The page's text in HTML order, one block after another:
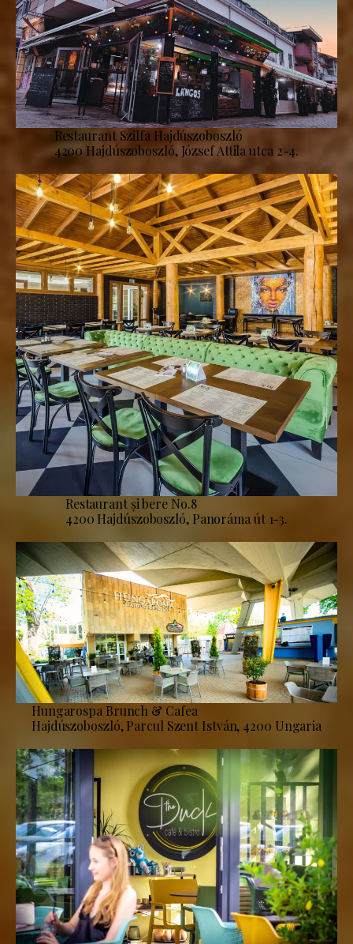
Restaurant Szilfa Hajdúszoboszló
4200 Hajdúszoboszló, József Attila utca 2-4.
Restaurant și bere No.8
4200 Hajdúszoboszló, Panoráma út 1-3.
Hungarospa Brunch & Cafea
Hajdúszoboszló, Parcul Szent István, 4200 Ungaria